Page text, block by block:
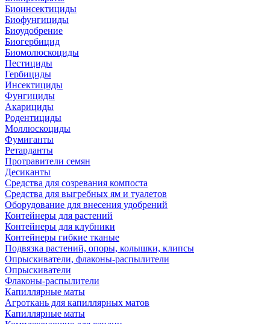
Биоинсектициды
Биофунгициды
Биоудобрение
Биогербицид
Биомолюскоциды
Пестициды
Гербициды
Инсектициды
Фунгициды
Акарициды
Родентициды
Моллюскоциды
Фумиганты
Ретарданты
Протравители семян
Десиканты
Средства для созревания компоста
Средства для выгребных ям и туалетов
Оборудование для внесения удобрений
Контейнеры для растений
Контейнеры для клубники
Контейнеры гибкие тканые
Подвязка растений, опоры, колышки, клипсы
Опрыскиватели, флаконы-распылители
Опрыскиватели
Флаконы-распылители
Капиллярные маты
Агроткань для капиллярных матов
Капиллярные маты